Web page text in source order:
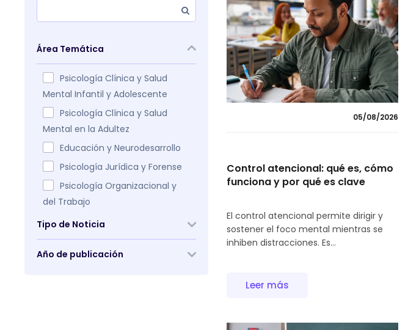
Área Temática
Psicología Clínica y Salud
Mental Infantil y Adolescente
Psicología Clínica y Salud
Mental en la Adultez
Educación y Neurodesarrollo
Psicología Jurídica y Forense
Psicología Organizacional y
del Trabajo
Tipo de Noticia
Año de publicación
05/08/2026
Control atencional: qué es, cómo
funciona y por qué es clave
El control atencional permite dirigir y
sostener el foco mental mientras se
inhiben distracciones. Es...
Leer más